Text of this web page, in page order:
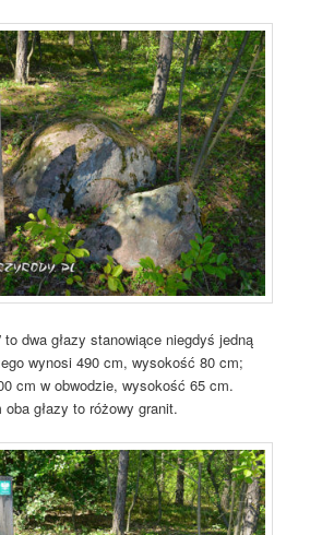
to dwa głazy stanowiące niegdyś jedną
wynosi 490 cm, wysokość 80 cm;
cm w obwodzie, wysokość 65 cm.
oba głazy to różowy granit.